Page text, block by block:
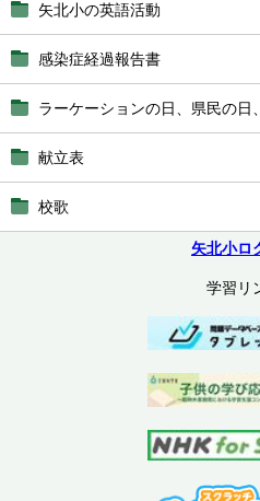
矢北小の英語活動
感染症経過報告書
ラーケーションの日、県民の日
献立表
校歌
矢北小ロ
学習リ